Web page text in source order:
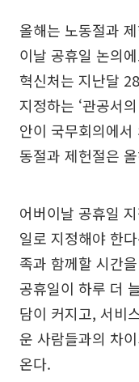
올해는 노동절과
이날 공휴일 논의
혁신처는 지난달
지정하는 ‘관공서
안이 국무회의에
동절과 제헌절은
어버이날 공휴일
일로 지정해야 한
족과 함께할 시간
공휴일이 하루 더
담이 커지고, 서비
운 사람들과의 차
온다.